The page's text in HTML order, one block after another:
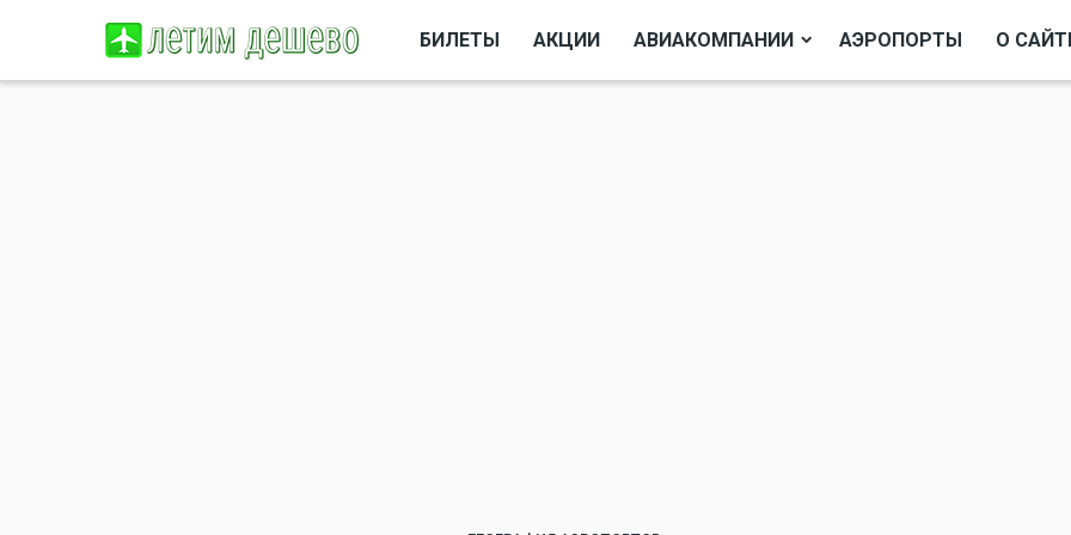
БИЛЕТЫ АКЦИИ АВИАКОМПАНИИ АЭРОПОРТЫ О